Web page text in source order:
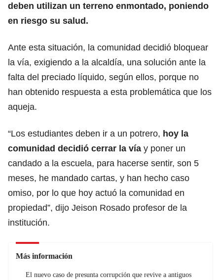
deben utilizan un terreno enmontado, poniendo
en riesgo su salud.
Ante esta situación, la comunidad decidió bloquear
la vía, exigiendo a la alcaldía, una solución ante la
falta del preciado líquido, según ellos, porque no
han obtenido respuesta a esta problemática que los
aqueja.
“Los estudiantes deben ir a un potrero, hoy la
comunidad decidió cerrar la vía y poner un
candado a la escuela, para hacerse sentir, son 5
meses, he mandado cartas, y han hecho caso
omiso, por lo que hoy actuó la comunidad en
propiedad”, dijo Jeison Rosado profesor de la
institución.
Más información
El nuevo caso de presunta corrupción que revive a antiguos